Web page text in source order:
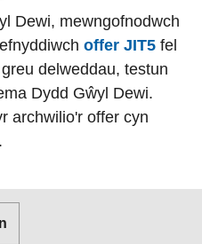
Dewi, mewngofnodwch
offer JIT5 fel
delweddau, testun
Dydd Gŵyl Dewi.
archwilio'r offer cyn